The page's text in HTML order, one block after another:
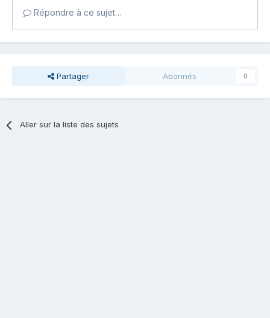
Répondre à ce sujet…
Partager Abonnés 0
Aller sur la liste des sujets